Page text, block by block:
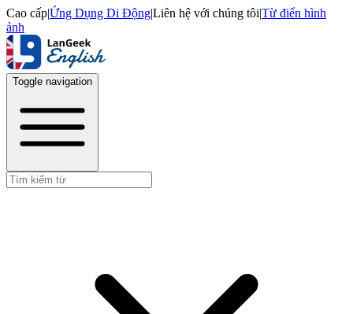
Cao cấp|Ứng Dụng Di Động|Liên hệ với chúng tôi|Từ điển hình
ảnh
Toggle navigation